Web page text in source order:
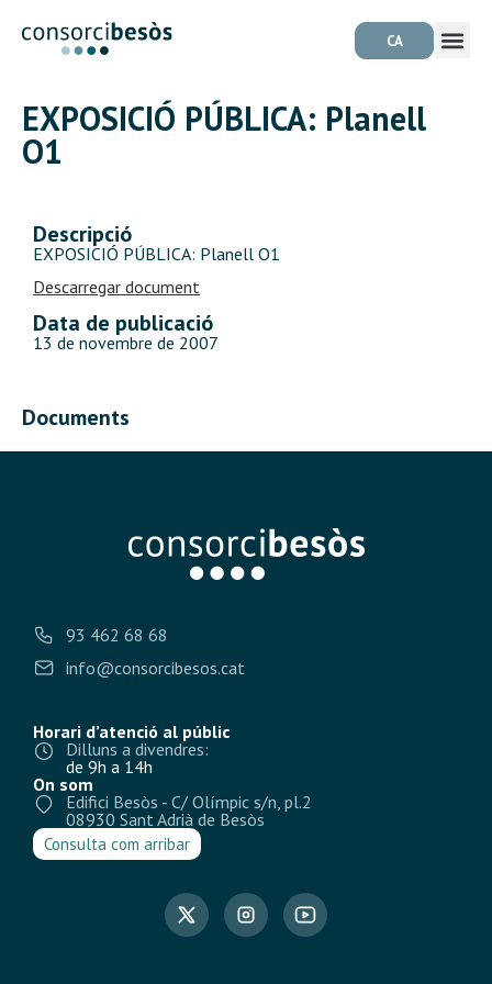
CA
EXPOSICIÓ PÚBLICA: Planell
O1
Descripció
EXPOSICIÓ PÚBLICA: Planell O1
Descarregar document
Data de publicació
13 de novembre de 2007
Documents
93 462 68 68
info@consorcibesos.cat
Horari d’atenció al públic
Dilluns a divendres:
de 9h a 14h
On som
Edifici Besòs - C/ Olímpic s/n, pl.2
08930 Sant Adrià de Besòs
Consulta com arribar